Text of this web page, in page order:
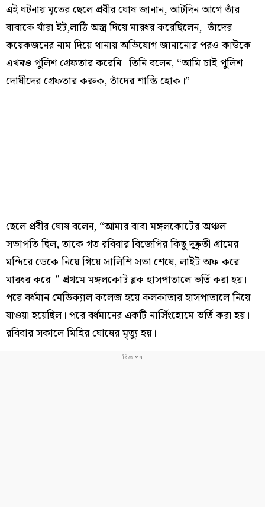
এই ঘটনায় মৃতের ছেলে প্রবীর ঘোষ জানান, আটদিন আগে তাঁর
বাবাকে যাঁরা ইট,লাঠি অস্ত্র দিয়ে মারধর করেছিলেন, তাঁদের
কয়েকজনের নাম দিয়ে থানায় অভিযোগ জানানোর পরও কাউকে
এখনও পুলিশ গ্রেফতার করেনি। তিনি বলেন, “আমি চাই পুলিশ
দোষীদের গ্রেফতার করুক, তাঁদের শাস্তি হোক।”
ছেলে প্রবীর ঘোষ বলেন, “আমার বাবা মঙ্গলকোটের অঞ্চল
সভাপতি ছিল, তাকে গত রবিবার বিজেপির কিছু দুষ্কৃতী গ্রামের
মন্দিরে ডেকে নিয়ে গিয়ে সালিশি সভা শেষে, লাইট অফ করে
মারধর করে।” প্রথমে মঙ্গলকোট ব্লক হাসপাতালে ভর্তি করা হয়।
পরে বর্ধমান মেডিক্যাল কলেজ হয়ে কলকাতার হাসপাতালে নিয়ে
যাওয়া হয়েছিল। পরে বর্ধমানের একটি নার্সিংহোমে ভর্তি করা হয়।
রবিবার সকালে মিহির ঘোষের মৃত্যু হয়।